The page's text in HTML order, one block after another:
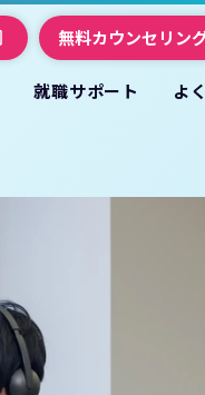
就職サポート よ
無料カウンセリン